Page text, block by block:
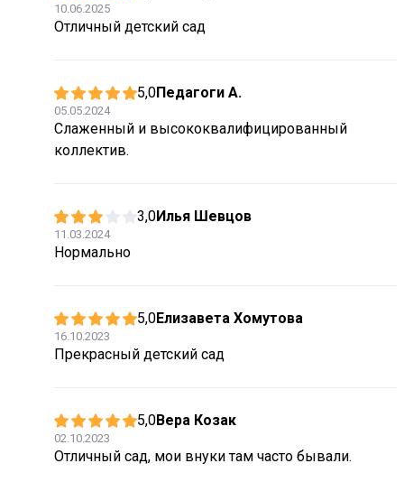
10.06.2025
Отличный детский сад
5,0Педагоги А.
05.05.2024
Слаженный и высококвалифицированный
коллектив.
3,0Илья Шевцов
11.03.2024
Нормально
5,0Елизавета Хомутова
16.10.2023
Прекрасный детский сад
5,0Вера Козак
02.10.2023
Отличный сад, мои внуки там часто бывали.